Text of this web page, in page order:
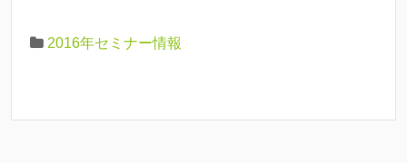
2016年セミナー情報